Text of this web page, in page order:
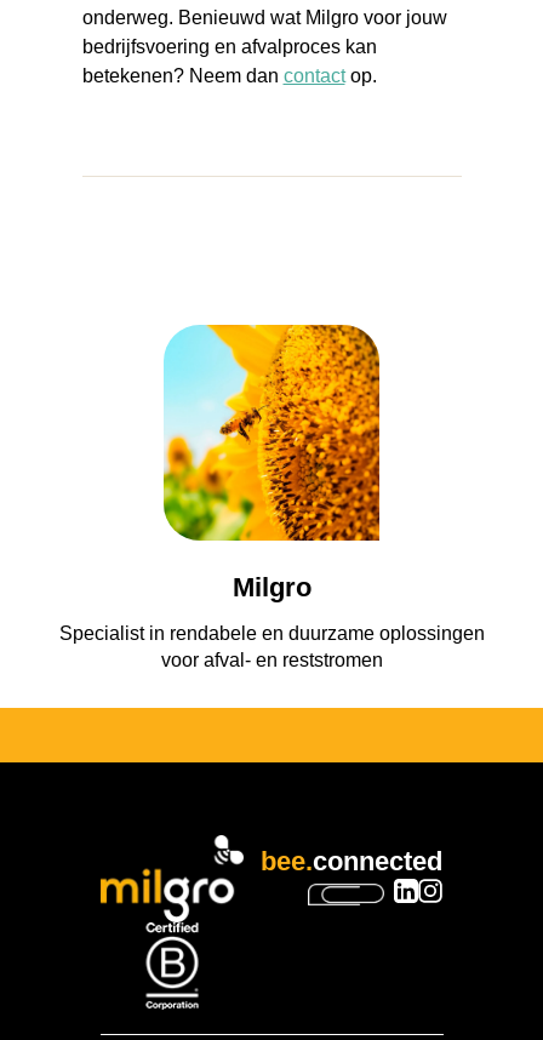
onderweg. Benieuwd wat Milgro voor jouw
bedrijfsvoering en afvalproces kan
betekenen? Neem dan contactop.
Milgro
Specialist in rendabele en duurzame oplossingen
voor afval- en reststromen
bee.connected